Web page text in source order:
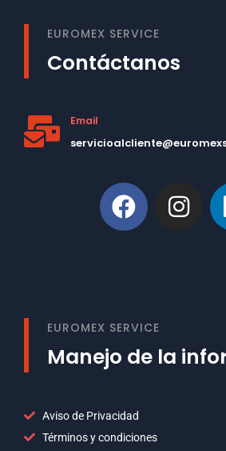
EUROMEX SERVICE
Contáctanos
Email
EUROMEX SERVICE
Manejo de la
Aviso de Privacidad
Términos y condiciones